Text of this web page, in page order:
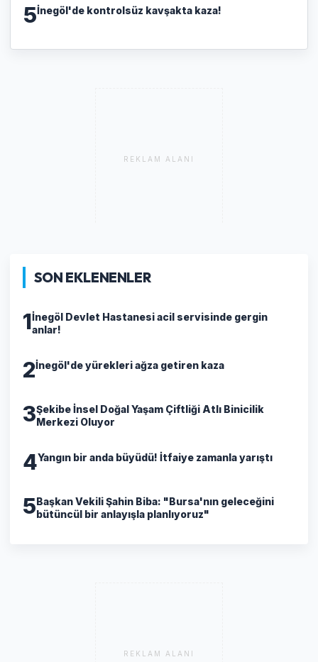
5İnegöl'de kontrolsüz kavşakta kaza!
REKLAM ALANI
SON EKLENENLER
1İnegöl Devlet Hastanesi acil servisinde gergin
anlar!
2İnegöl'de yürekleri ağza getiren kaza
3Şekibe İnsel Doğal Yaşam Çiftliği Atlı Binicilik
Merkezi Oluyor
4Yangın bir anda büyüdü! İtfaiye zamanla yarıştı
5Başkan Vekili Şahin Biba: "Bursa'nın geleceğini
bütüncül bir anlayışla planlıyoruz"
REKLAM ALANI